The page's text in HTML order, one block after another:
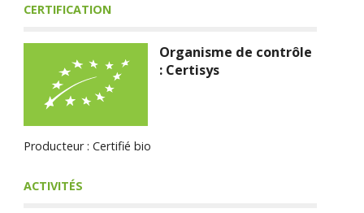
CERTIFICATION
Organisme de contrôle
: Certisys
Producteur : Certifié bio
ACTIVITÉS